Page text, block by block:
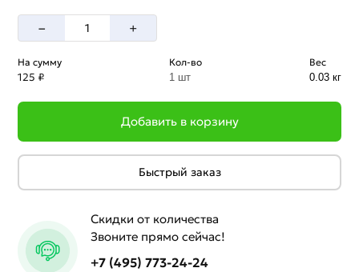
– +
На сумму
125 ₽
Кол-во
1 шт
Вес
0.03 кг
Добавить в корзину
Быстрый заказ
Скидки от количества
Звоните прямо сейчас!
+7 (495) 773-24-24